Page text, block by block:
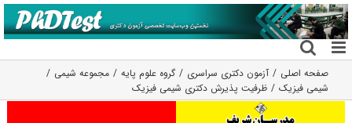
رفتن
به
محتوا
صفحه اصلی آزمون دکتری سراسری گروه علوم پايه
مجموعه شیمی
شیمی فیزیک
ظرفیت پذیرش دکتری شیمی فیزیک